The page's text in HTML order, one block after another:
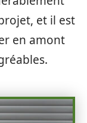
et il est
en amont